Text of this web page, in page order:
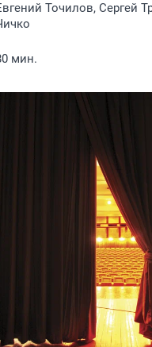
Точилов, Сергей
мин.